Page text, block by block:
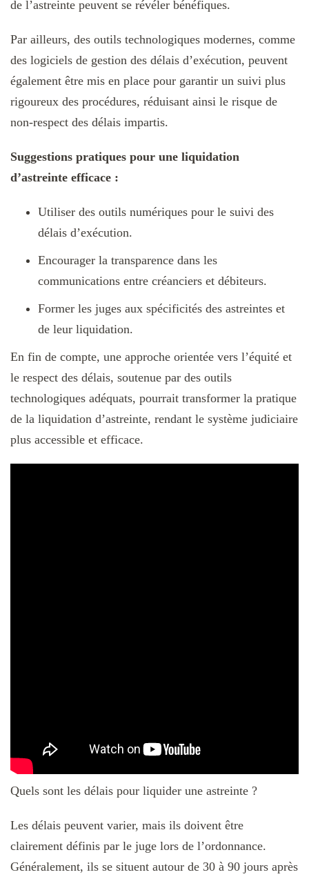
de l’astreinte peuvent se révéler bénéfiques.
Par ailleurs, des outils technologiques modernes, comme
des logiciels de gestion des délais d’exécution, peuvent
également être mis en place pour garantir un suivi plus
rigoureux des procédures, réduisant ainsi le risque de
non-respect des délais impartis.
Suggestions pratiques pour une liquidation
d’astreinte efficace :
Utiliser des outils numériques pour le suivi des
délais d’exécution.
Encourager la transparence dans les
communications entre créanciers et débiteurs.
Former les juges aux spécificités des astreintes et
de leur liquidation.
En fin de compte, une approche orientée vers l’équité et
le respect des délais, soutenue par des outils
technologiques adéquats, pourrait transformer la pratique
de la liquidation d’astreinte, rendant le système judiciaire
plus accessible et efficace.
Quels sont les délais pour liquider une astreinte ?
Les délais peuvent varier, mais ils doivent être
clairement définis par le juge lors de l’ordonnance.
Généralement, ils se situent autour de 30 à 90 jours après